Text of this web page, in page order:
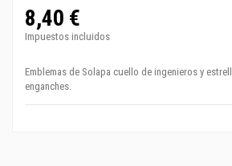
8,40 €
Impuestos incluidos
Emblemas de Solapa cuello de ingenieros y
enganches.